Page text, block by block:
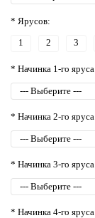
* Ярусов:
1 2 3
* Начинка 1-го
* Начинка 2-го
* Начинка 3-го
* Начинка 4-го